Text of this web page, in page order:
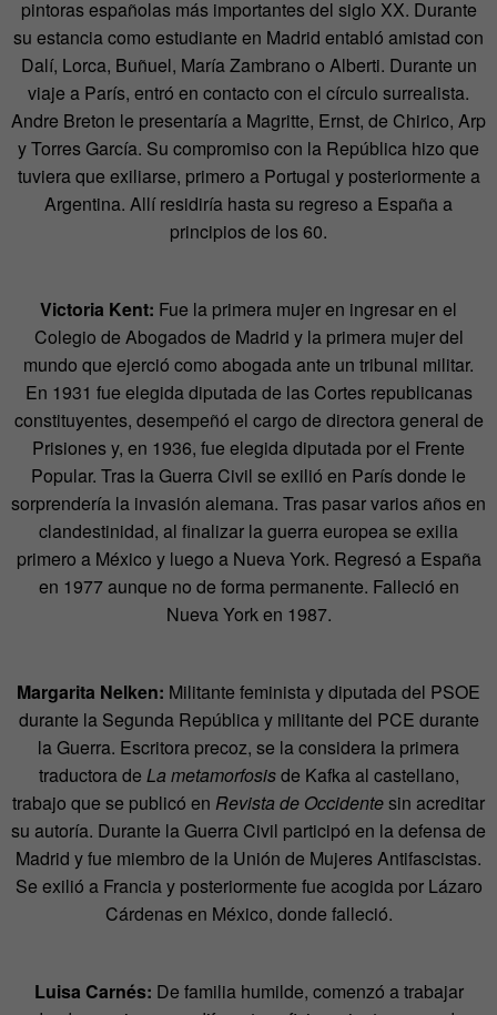
pintoras españolas más importantes del siglo XX. Durante
su estancia como estudiante en Madrid entabló amistad con
Dalí, Lorca, Buñuel, María Zambrano o Alberti. Durante un
viaje a París, entró en contacto con el círculo surrealista.
Andre Breton le presentaría a Magritte, Ernst, de Chirico, Arp
y Torres García. Su compromiso con la República hizo que
tuviera que exiliarse, primero a Portugal y posteriormente a
Argentina. Allí residiría hasta su regreso a España a
principios de los 60.
Victoria Kent: Fue la primera mujer en ingresar en el
Colegio de Abogados de Madrid y la primera mujer del
mundo que ejerció como abogada ante un tribunal militar.
En 1931 fue elegida diputada de las Cortes republicanas
constituyentes, desempeñó el cargo de directora general de
Prisiones y, en 1936, fue elegida diputada por el Frente
Popular. Tras la Guerra Civil se exilió en París donde le
sorprendería la invasión alemana. Tras pasar varios años en
clandestinidad, al finalizar la guerra europea se exilia
primero a México y luego a Nueva York. Regresó a España
en 1977 aunque no de forma permanente. Falleció en
Nueva York en 1987.
Margarita Nelken: Militante feminista y diputada del PSOE
durante la Segunda República y militante del PCE durante
la Guerra. Escritora precoz, se la considera la primera
traductora de La metamorfosisde Kafka al castellano,
trabajo que se publicó en Revista de Occidentesin acreditar
su autoría. Durante la Guerra Civil participó en la defensa de
Madrid y fue miembro de la Unión de Mujeres Antifascistas.
Se exilió a Francia y posteriormente fue acogida por Lázaro
Cárdenas en México, donde falleció.
Luisa Carnés: De familia humilde, comenzó a trabajar